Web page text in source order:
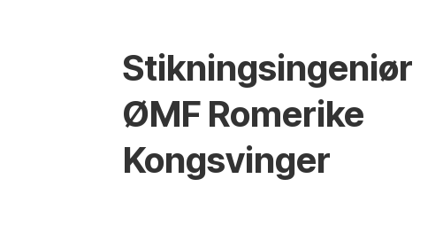
Stikningsingeniør
ØMF Romerike
Kongsvinger